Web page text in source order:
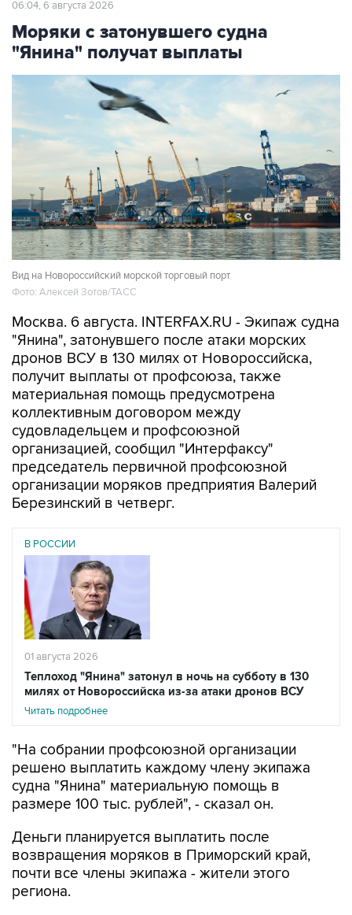
06:04, 6 августа 2026
Моряки с затонувшего судна
"Янина" получат выплаты
Вид на Новороссийский морской торговый порт
Фото: Алексей Зотов/ТАСС
Москва. 6 августа. INTERFAX.RU - Экипаж судна
"Янина", затонувшего после атаки морских
дронов ВСУ в 130 милях от Новороссийска,
получит выплаты от профсоюза, также
материальная помощь предусмотрена
коллективным договором между
судовладельцем и профсоюзной
организацией, сообщил "Интерфаксу"
председатель первичной профсоюзной
организации моряков предприятия Валерий
Березинский в четверг.
В РОССИИ
01 августа 2026
Теплоход "Янина" затонул в ночь на субботу в 130
милях от Новороссийска из-за атаки дронов ВСУ
Читать подробнее
"На собрании профсоюзной организации
решено выплатить каждому члену экипажа
судна "Янина" материальную помощь в
размере 100 тыс. рублей", - сказал он.
Деньги планируется выплатить после
возвращения моряков в Приморский край,
почти все члены экипажа - жители этого
региона.